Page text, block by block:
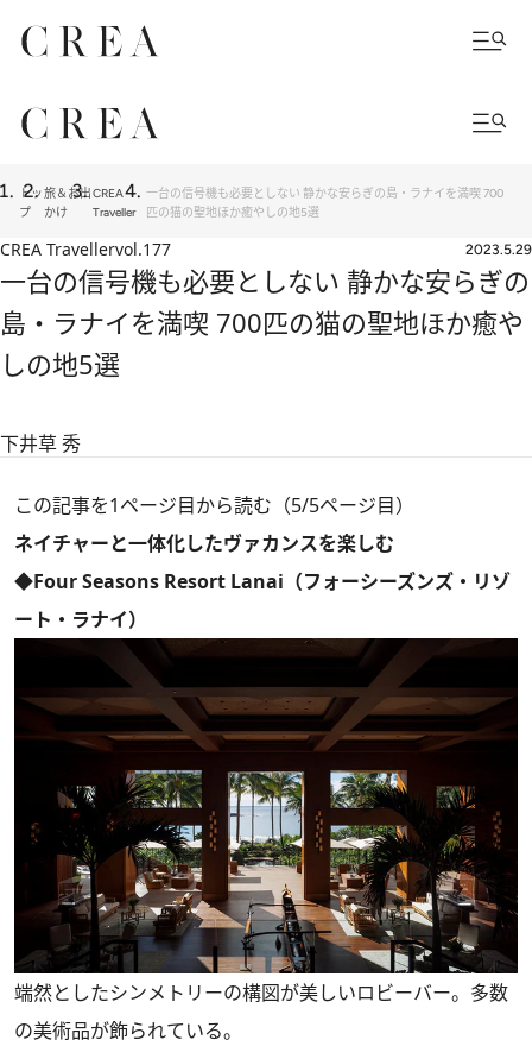
トッ
プ
旅＆お出
かけ
CREA
Traveller
一台の信号機も必要としない 静かな安らぎの島・ラナイを満喫 700
匹の猫の聖地ほか癒やしの地5選
CREA Travellervol.177 2023.5.29
一台の信号機も必要としない 静かな安らぎの
島・ラナイを満喫 700匹の猫の聖地ほか癒や
しの地5選
下井草 秀
この記事を1ページ目から読む（5/5ページ目）
ネイチャーと一体化したヴァカンスを楽しむ
◆Four Seasons Resort Lanai（フォーシーズンズ・リゾ
ート・ラナイ）
端然としたシンメトリーの構図が美しいロビーバー。多数
の美術品が飾られている。